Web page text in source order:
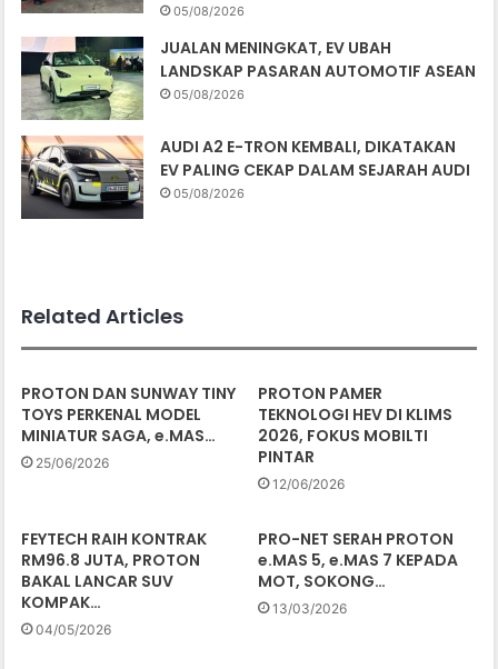
05/08/2026
JUALAN MENINGKAT, EV UBAH
LANDSKAP PASARAN AUTOMOTIF ASEAN
05/08/2026
AUDI A2 E-TRON KEMBALI, DIKATAKAN
EV PALING CEKAP DALAM SEJARAH AUDI
05/08/2026
Related Articles
PROTON DAN SUNWAY TINY
TOYS PERKENAL MODEL
MINIATUR SAGA, e.MAS…
25/06/2026
PROTON PAMER
TEKNOLOGI HEV DI KLIMS
2026, FOKUS MOBILTI
PINTAR
12/06/2026
FEYTECH RAIH KONTRAK
RM96.8 JUTA, PROTON
BAKAL LANCAR SUV
KOMPAK…
04/05/2026
PRO-NET SERAH PROTON
e.MAS 5, e.MAS 7 KEPADA
MOT, SOKONG…
13/03/2026